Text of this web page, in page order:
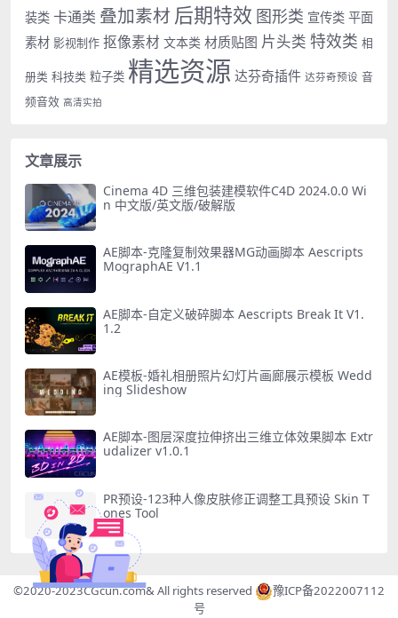
装类 卡通类 叠加素材 后期特效 图形类 宣传类 平面
素材 影视制作 抠像素材 文本类 材质贴图 片头类 特效类 相
册类 科技类 粒子类 精选资源 达芬奇插件 达芬奇预设 音
频音效 高清实拍
文章展示
Cinema 4D 三维包装建模软件C4D 2024.0.0 Wi
n 中文版/英文版/破解版
AE脚本-克隆复制效果器MG动画脚本 Aescripts
MographAE V1.1
AE脚本-自定义破碎脚本 Aescripts Break It V1.
1.2
AE模板-婚礼相册照片幻灯片画廊展示模板 Wedd
ing Slideshow
AE脚本-图层深度拉伸挤出三维立体效果脚本 Extr
udalizer v1.0.1
PR预设-123种人像皮肤修正调整工具预设 Skin T
ones Tool
©2020-2023CGcun.com& All rights reserved
豫ICP备2022007112
号